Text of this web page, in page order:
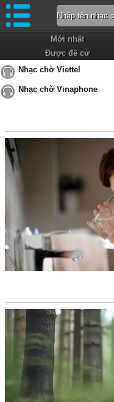
Mới nhất
Được đề cử
Nhạc chờ Viettel
Nhạc chờ Vinaphone